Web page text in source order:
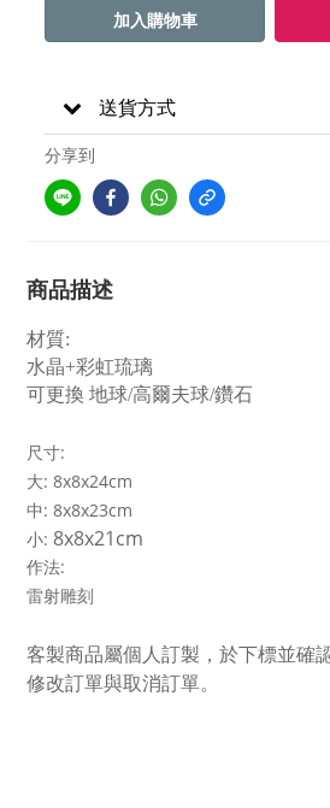
加入購物車
送貨方式
分享到
商品描述
材質:
水晶+彩虹琉璃
可更換 地球/高爾夫球/鑽石
尺寸:
大: 8x8x24cm
中: 8x8x23cm
小: 8x8x21cm
作法:
雷射雕刻
客製商品屬個人訂製，於下標並確
修改訂單與取消訂單。